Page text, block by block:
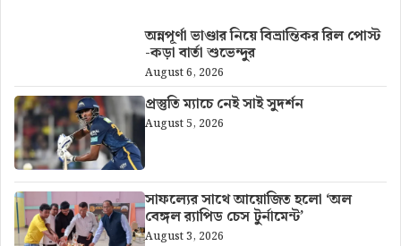
অন্নপূর্ণা ভাণ্ডার নিয়ে বিভ্রান্তিকর রিল পোস্ট
-কড়া বার্তা শুভেন্দুর
August 6, 2026
প্রস্তুতি ম্যাচে নেই সাই সুদর্শন
August 5, 2026
সাফল্যের সাথে আয়োজিত হলো ‘অল
বেঙ্গল র‍্যাপিড চেস টুর্নামেন্ট’
August 3, 2026